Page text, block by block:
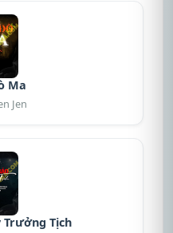
Ma
Jen
Trưởng Tịch